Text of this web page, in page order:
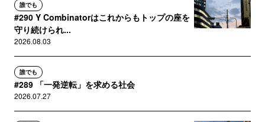
誰でも
#290 Y Combinatorはこれからもトップの座を
守り続けられ...
2026.08.03
誰でも
#289 「一発逆転」を求める社会
2026.07.27